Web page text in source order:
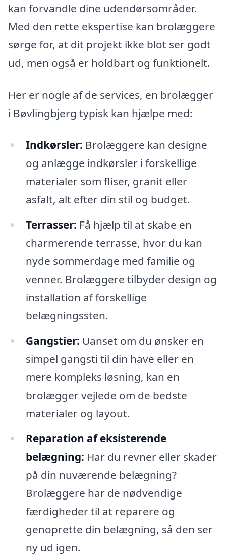
kan forvandle dine udendørsområder.
Med den rette ekspertise kan brolæggere
sørge for, at dit projekt ikke blot ser godt
ud, men også er holdbart og funktionelt.
Her er nogle af de services, en brolægger
i Bøvlingbjerg typisk kan hjælpe med:
Indkørsler: Brolæggere kan designe
og anlægge indkørsler i forskellige
materialer som fliser, granit eller
asfalt, alt efter din stil og budget.
Terrasser: Få hjælp til at skabe en
charmerende terrasse, hvor du kan
nyde sommerdage med familie og
venner. Brolæggere tilbyder design og
installation af forskellige
belægningssten.
Gangstier: Uanset om du ønsker en
simpel gangsti til din have eller en
mere kompleks løsning, kan en
brolægger vejlede om de bedste
materialer og layout.
Reparation af eksisterende
belægning: Har du revner eller skader
på din nuværende belægning?
Brolæggere har de nødvendige
færdigheder til at reparere og
genoprette din belægning, så den ser
ny ud igen.